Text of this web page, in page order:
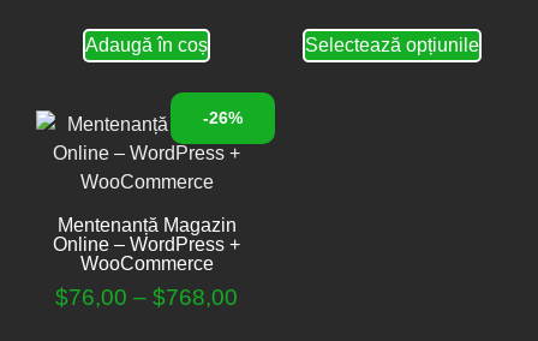
Adaugă în coș Selectează opțiunile
-26%
Mentenanță Magazin
Online – WordPress +
WooCommerce
$76,00 – $768,00